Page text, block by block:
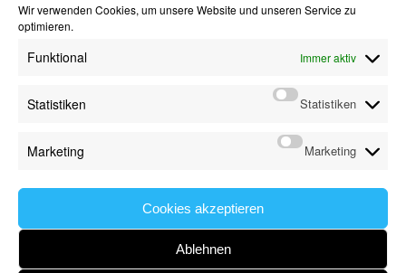
Wir verwenden Cookies, um unsere Website und unseren Service zu
optimieren.
Funktional Immer aktiv
Statistiken Statistiken
Marketing Marketing
Cookies akzeptieren
Ablehnen
MENÜ
Startseite
Über mich
Ein Jahr ohne Shoppen
Freebie
Impressum & Datenschutz